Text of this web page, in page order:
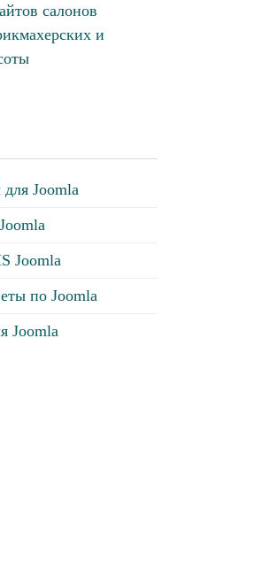
салонов
и
Joomla
Joomla
по Joomla
Joomla